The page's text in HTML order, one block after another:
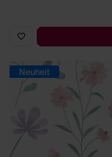
Neuheit